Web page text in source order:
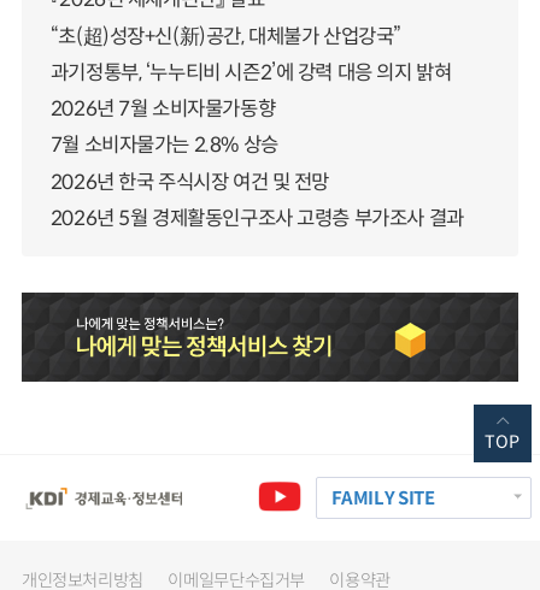
“초(超)성장+신(新)공간, 대체불가 산업강국”
과기정통부, ‘누누티비 시즌2’에 강력 대응 의지 밝혀
2026년 7월 소비자물가동향
7월 소비자물가는 2.8% 상승
2026년 한국 주식시장 여건 및 전망
2026년 5월 경제활동인구조사 고령층 부가조사 결과
FAMILY SITE
개인정보처리방침 이메일무단수집거부 이용약관
TOP